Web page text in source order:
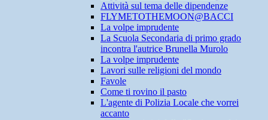
Attività sul tema delle dipendenze
FLYMETOTHEMOON@BACCI
La volpe imprudente
La Scuola Secondaria di primo grado
incontra l'autrice Brunella Murolo
La volpe imprudente
Lavori sulle religioni del mondo
Favole
Come ti rovino il pasto
L'agente di Polizia Locale che vorrei
accanto